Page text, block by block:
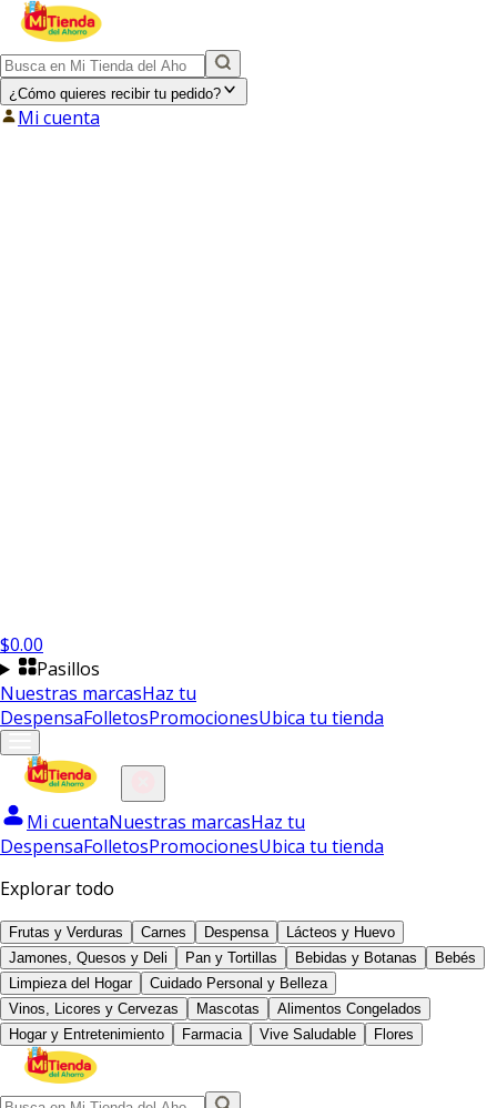
¿Cómo quieres recibir tu pedido?
Mi cuenta
$0.00
Pasillos
Nuestras marcasHaz tu
DespensaFolletosPromocionesUbica tu tienda
Mi cuentaNuestras marcasHaz tu
DespensaFolletosPromocionesUbica tu tienda
Explorar todo
Frutas y Verduras Carnes Despensa
Lácteos y Huevo
Jamones, Quesos y Deli
Pan y Tortillas Bebidas y Botanas
Bebés
Limpieza del Hogar
Cuidado Personal y Belleza
Vinos, Licores y Cervezas
Mascotas
Alimentos Congelados
Hogar y Entretenimiento
Farmacia Vive Saludable Flores